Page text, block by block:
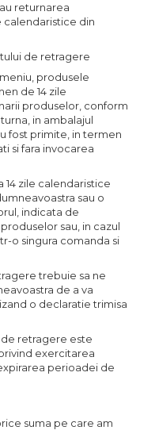
returnarea
calendaristice din
de retragere
produsele
de 14 zile
produselor, conform
in ambalajul
fost primite, in termen
si fara invocarea
zile calendaristice
sau o
indicata de
sau, in cazul
o singura comanda si
trebuie sa ne
de a va
o declaratie trimisa
retragere este
exercitarea
perioadei de
suma pe care am